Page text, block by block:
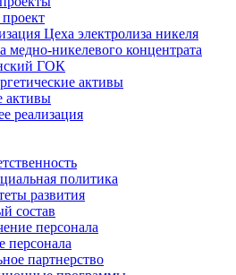
Цеха электролиза никеля
медно-никелевого концентрата
ГОК
активы
активы
реализация
политика
развития
состав
персонала
персонала
партнерство